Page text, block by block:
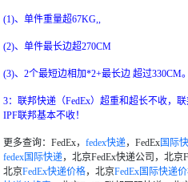
(1)、单件重量超67KG,,
(2)、单件最长边超270CM
(3)、2个最短边相加*2+最长边 超过330CM。
3：联邦快递（FedEx）超重和超长不收，
IPF联邦基本不收！
更多查询：FedEx， fedex快递，FedEx国际
fedex国际快递，北京FedEx快递公司，北京
北京FedEx快递价格，北京FedEx国际快递